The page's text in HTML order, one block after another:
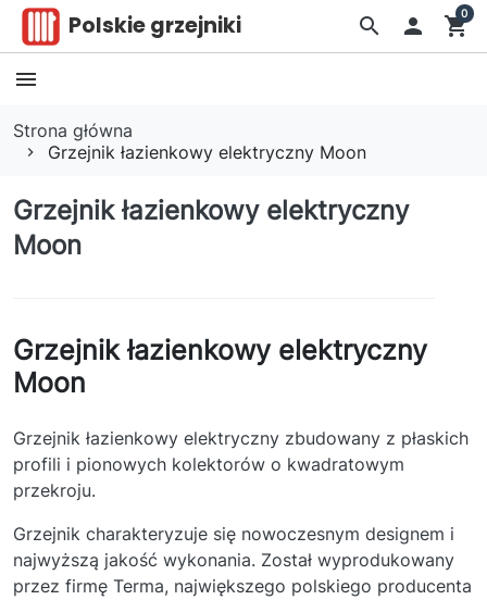
Polskie grzejniki search  shopping_cart
0
Strona główna
Grzejnik łazienkowy elektryczny Moon
Grzejnik łazienkowy elektryczny
Moon
Grzejnik łazienkowy elektryczny
Moon
Grzejnik łazienkowy elektryczny zbudowany z płaskich
profili i pionowych kolektorów o kwadratowym
przekroju.
Grzejnik charakteryzuje się nowoczesnym designem i
najwyższą jakość wykonania. Został wyprodukowany
przez firmę Terma, największego polskiego producenta